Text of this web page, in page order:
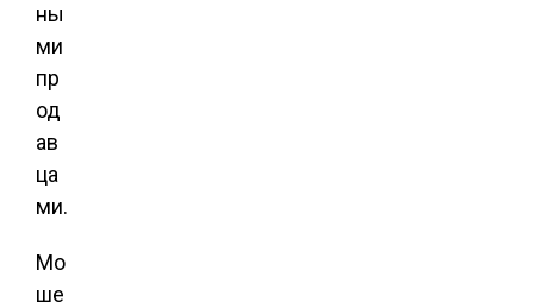
ны
ми
пр
од
ав
ца
ми.
Мо
ше